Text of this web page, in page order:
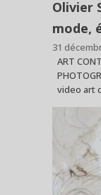
Olivier
mode,
31
ART
video art